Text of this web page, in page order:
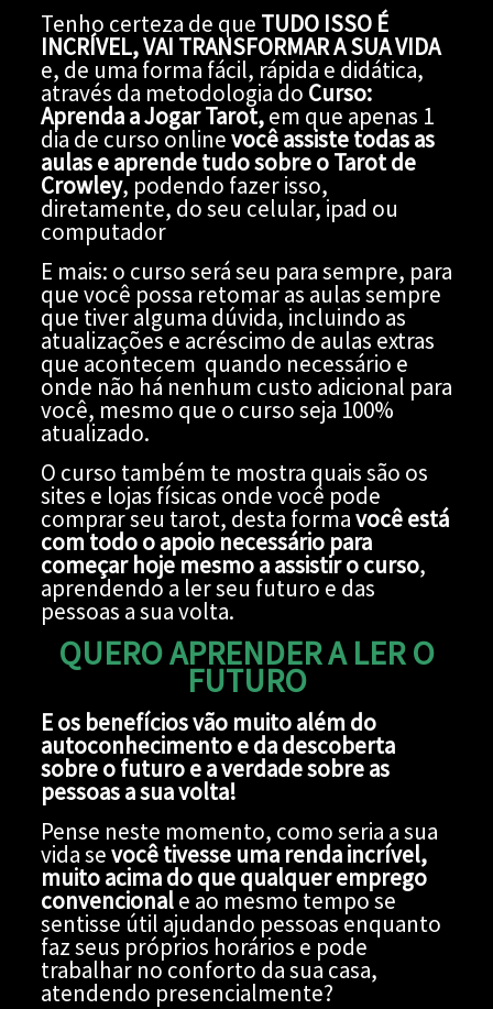
Tenho certeza de que TUDO ISSO É
INCRÍVEL, VAI TRANSFORMAR A SUA VIDA
e, de uma forma fácil, rápida e didática,
através da metodologia do Curso:
Aprenda a Jogar Tarot,em que apenas 1
dia de curso onlinevocê assiste todas as
aulas e aprende tudo sobre o Tarot de
Crowley, podendo fazer isso,
diretamente, do seu celular, ipad ou
computador
E mais: o curso será seu para sempre, para
que você possa retomar as aulas sempre
que tiver alguma dúvida, incluindo as
atualizações e acréscimo de aulas extras
que acontecem quando necessário e
onde não há nenhum custo adicional para
você, mesmo que o curso seja 100%
atualizado.
O curso também te mostra quais são os
sites e lojas físicas onde você pode
comprar seu tarot, desta formavocê está
com todo o apoio necessário para
começar hoje mesmo a assistir o curso,
aprendendo a ler seu futuro e das
pessoas a sua volta.
QUERO APRENDER A LER O
FUTURO
E os benefícios vão muito além do
autoconhecimento e da descoberta
sobre o futuro e a verdade sobre as
pessoas a sua volta!
Pense neste momento, como seria a sua
vida sevocê tivesse uma renda incrível,
muito acima do que qualquer emprego
convencionale ao mesmo tempo se
sentisse útil ajudando pessoas enquanto
faz seus próprios horários e pode
trabalhar no conforto da sua casa,
atendendo presencialmente?